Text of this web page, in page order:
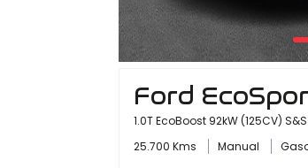
Ford
1.0T EcoBoost 92kW (125CV)
25.700 Kms
Manual